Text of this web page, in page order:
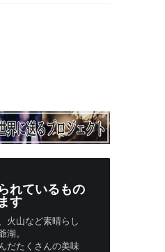
れているもの
す
火山など素晴らし
湖。
だたくさんの美味